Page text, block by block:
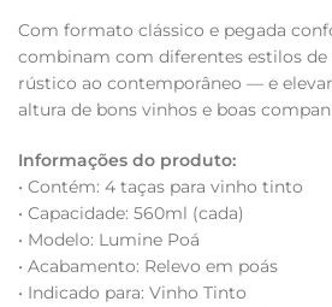
Com formato clássico e pegada
combinam com diferentes estilos
rústico ao contemporâneo — e
altura de bons vinhos e boas
Informações do produto:
• Contém: 4 taças para vinho tinto
• Capacidade: 560ml (cada)
• Modelo: Lumine Poá
• Acabamento: Relevo em poás
• Indicado para: Vinho Tinto